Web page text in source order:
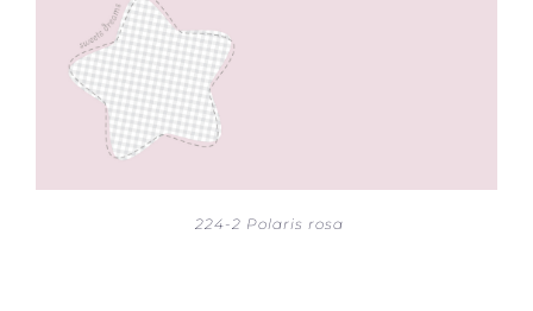
224-2 Polaris rosa